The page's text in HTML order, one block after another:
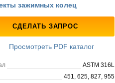
зажимных колец
СДЕЛАТЬ ЗАПРОС
Просмотреть PDF каталог
ASTM 316L
451, 625, 827, 955